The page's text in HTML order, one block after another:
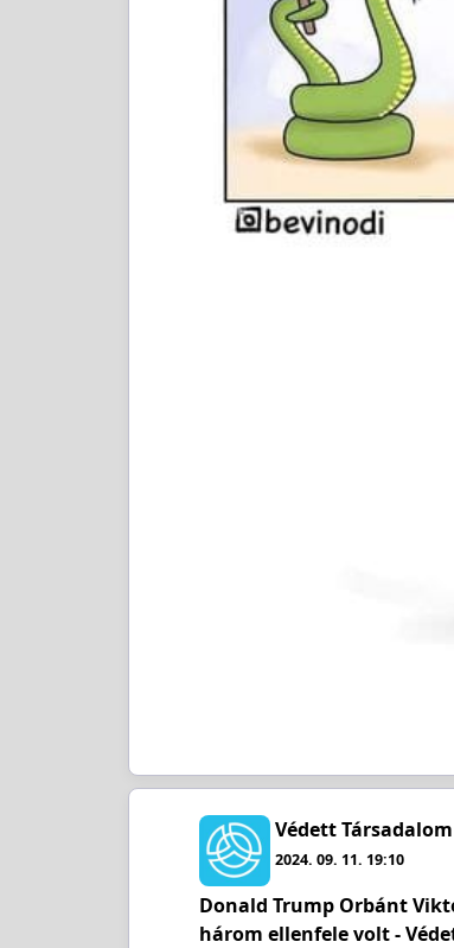
Védett
2024. 09. 11. 19:10
Donald Trump Orbánt
három ellenfele volt -